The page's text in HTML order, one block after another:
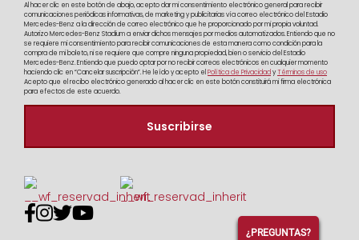
Al hacer clic en este botón de abajo, acepto dar mi consentimiento electrónico general para recibir
comunicaciones periódicas informativas, de marketing y publicitarias vía correo electrónico del Estadio
Mercedes-Benz a la dirección de correo electrónico que he proporcionado por mi propia voluntad.
Autorizo Mercedes-Benz Stadium a enviar dichos mensajes por medios automatizados. Entiendo que no
se requiere mi consentimiento para recibir comunicaciones de esta manera como condición para la
compra de mi boleto, ni se requiere que compre ninguna propiedad, bien o servicio del Estadio
Mercedes-Benz. Entiendo que puedo optar por no recibir correos electrónicos en cualquier momento
haciendo clic en “Cancelar suscripción”. He leído y acepto el Política de PrivacidadyTérminos de uso
Acepto que el recibo electrónico generado al hacer clic en este botón constituirá mi firma electrónica
para efectos de este acuerdo.

¿PREGUNTAS?